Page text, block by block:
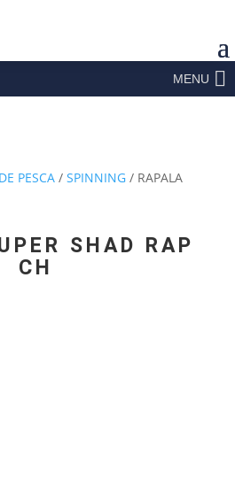
MENU
PESCA/ SPINNING/ RAPALA
SHAD RAP
CH